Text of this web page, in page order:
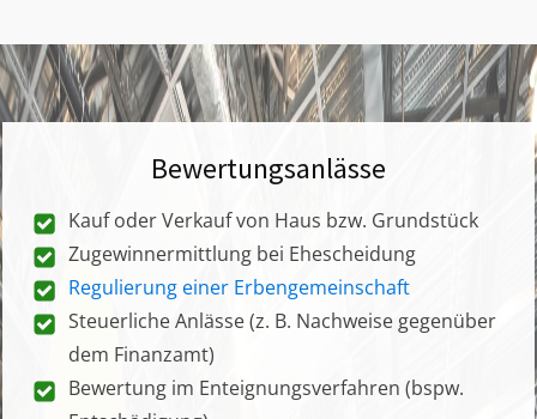
Bewertungsanlässe
Kauf oder Verkauf von Haus bzw. Grundstück
Zugewinnermittlung bei Ehescheidung
Regulierung einer Erbengemeinschaft
Steuerliche Anlässe (z. B. Nachweise gegenüber
dem Finanzamt)
Bewertung im Enteignungsverfahren (bspw.